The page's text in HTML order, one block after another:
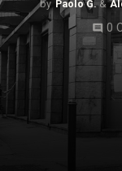
Paolo G.
comment 0